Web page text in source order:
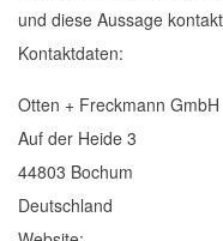
und diese Aussage
Kontaktdaten:
Otten + Freckmann GmbH
Auf der Heide 3
44803 Bochum
Deutschland